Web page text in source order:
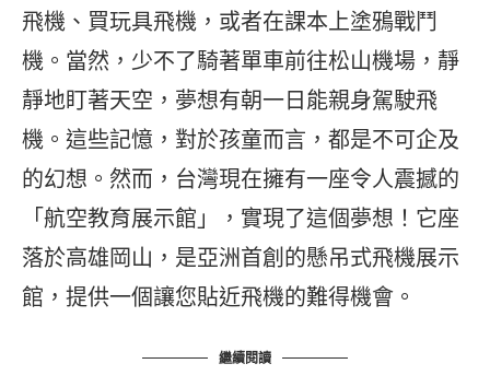
飛機、買玩具飛機，或者在課本上塗鴉戰鬥
機。當然，少不了騎著單車前往松山機場，靜
靜地盯著天空，夢想有朝一日能親身駕駛飛
機。這些記憶，對於孩童而言，都是不可企及
的幻想。然而，台灣現在擁有一座令人震撼的
「航空教育展示館」，實現了這個夢想！它座
落於高雄岡山，是亞洲首創的懸吊式飛機展示
館，提供一個讓您貼近飛機的難得機會。
繼續閱讀